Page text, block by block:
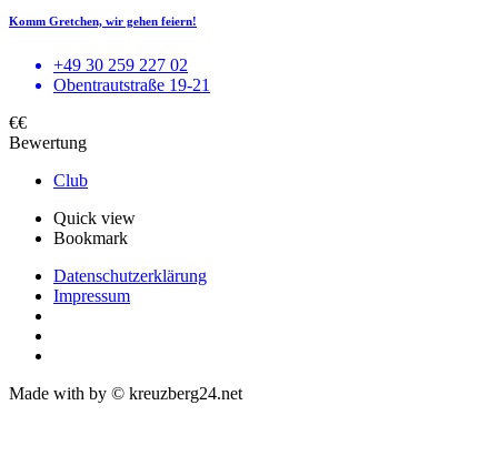
Komm Gretchen, wir gehen feiern!
+49 30 259 227 02
Obentrautstraße 19-21
€€
Bewertung
Club
Quick view
Bookmark
Datenschutzerklärung
Impressum
Made with by © kreuzberg24.net